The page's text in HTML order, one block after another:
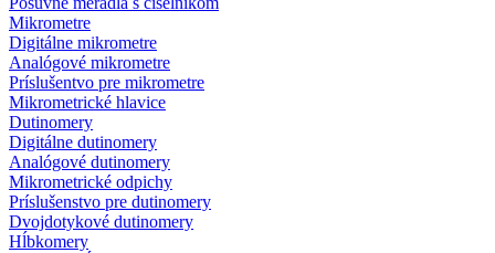
Mikrometre
Digitálne mikrometre
Analógové mikrometre
Príslušentvo pre mikrometre
Mikrometrické hlavice
Dutinomery
Digitálne dutinomery
Analógové dutinomery
Mikrometrické odpichy
Príslušenstvo pre dutinomery
Dvojdotykové dutinomery
Hĺbkomery